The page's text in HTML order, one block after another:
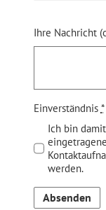
Ihre Nachricht
Einverständnis *
Ich bin
werden.
Absenden